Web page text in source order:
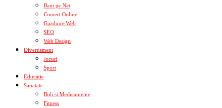
Bani pe Net
Comert Online
Gazduire Web
SEO
Web Design
Divertisment
Jocuri
Sport
Educatie
Sanatate
Boli si Medicamente
Fitness